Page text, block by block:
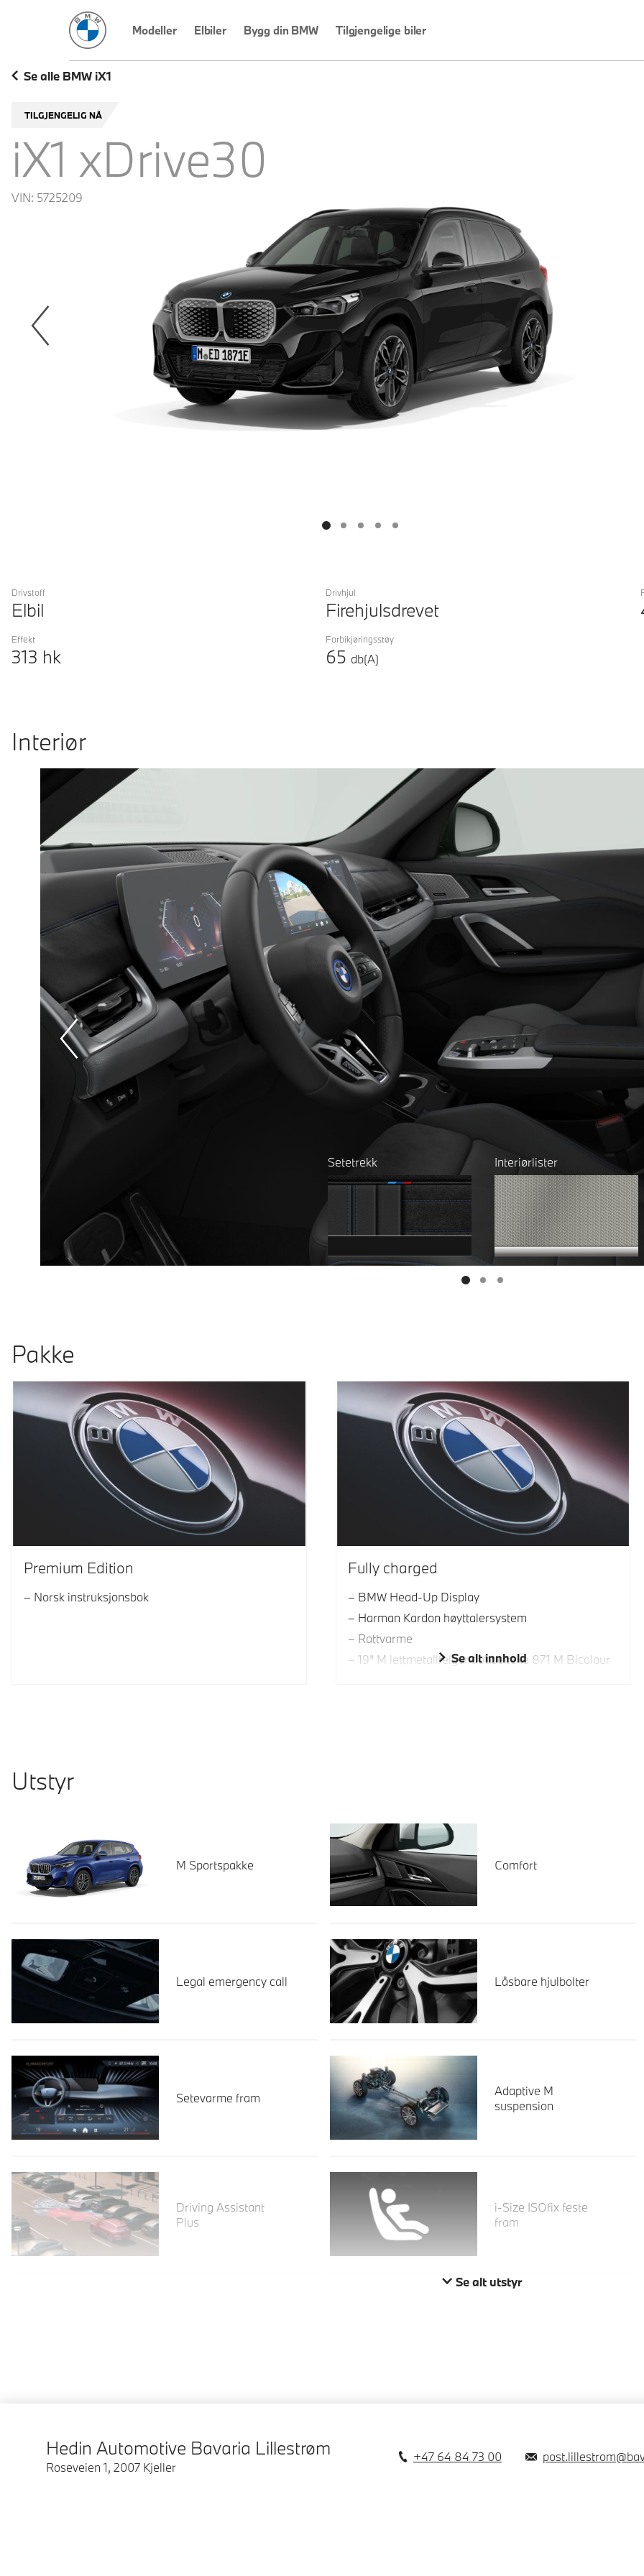
BMW Norge
Modeller Elbiler Bygg din BMW Tilgjengelige biler
Se alle BMW iX1
TILGJENGELIG NÅ
iX1 xDrive30
VIN: 5725209
Drivstoff
Elbil
Drivhjul
Firehjulsdrevet
Effekt
313 hk
Forbikjøringsstøy
65 db(A)
Interiør
Prevoius
Setetrekk Interiørlister
Pakke
Premium Edition
Norsk instruksjonsbok
Fully charged
BMW Head-Up Display
Harman Kardon høyttalersystem
Rattvarme
19" M lettmetallfelger dobbelteke 871 M Bicolour
Se alt innhold
Utstyr
M Sportspakke Comfort
Legal emergency call Låsbare hjulbolter
Setevarme fram
Adaptive M
suspension
Driving Assistant
Plus
i-Size ISOfix feste
fram
Se alt utstyr
Les mer
Hedin Automotive Bavaria Lillestrøm
Roseveien 1, 2007 Kjeller
+47 64 84 73 00